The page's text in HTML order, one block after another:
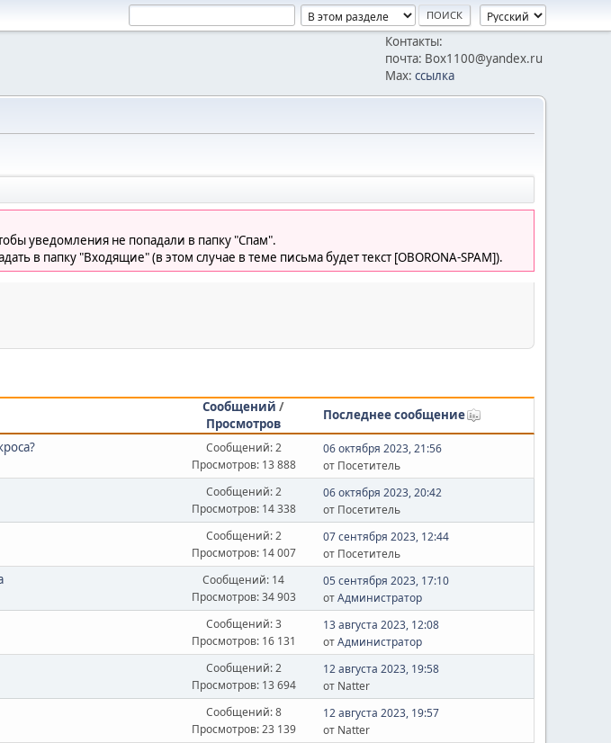
Контакты:
почта: Box1100@yandex.ru
Max: ссылка
уведомления не попадали в папку "Спам".
в папку "Входящие" (в этом случае в теме письма будет текст [OBORONA-SPAM]).
Сообщений /
Просмотров
Последнее сообщение
Сообщений: 2
Просмотров: 13 888
06 октября 2023, 21:56
от Посетитель
Сообщений: 2
Просмотров: 14 338
06 октября 2023, 20:42
от Посетитель
Сообщений: 2
Просмотров: 14 007
07 сентября 2023, 12:44
от Посетитель
Сообщений: 14
Просмотров: 34 903
05 сентября 2023, 17:10
отАдминистратор
Сообщений: 3
Просмотров: 16 131
13 августа 2023, 12:08
отАдминистратор
Сообщений: 2
Просмотров: 13 694
12 августа 2023, 19:58
от Natter
Сообщений: 8
Просмотров: 23 139
12 августа 2023, 19:57
от Natter